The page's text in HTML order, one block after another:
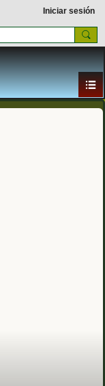
Iniciar sesión